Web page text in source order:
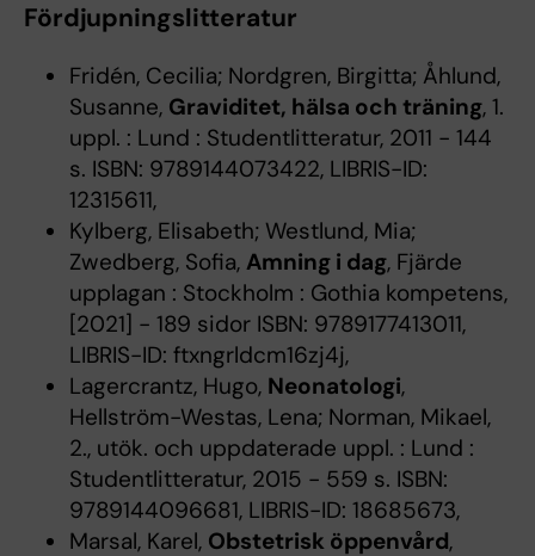
Fördjupningslitteratur
Fridén, Cecilia; Nordgren, Birgitta; Åhlund,
Susanne, Graviditet, hälsa och träning, 1.
uppl. : Lund : Studentlitteratur, 2011 - 144
s. ISBN: 9789144073422, LIBRIS-ID:
12315611,
Kylberg, Elisabeth; Westlund, Mia;
Zwedberg, Sofia, Amning i dag, Fjärde
upplagan : Stockholm : Gothia kompetens,
[2021] - 189 sidor ISBN: 9789177413011,
LIBRIS-ID: ftxngrldcm16zj4j,
Lagercrantz, Hugo, Neonatologi,
Hellström-Westas, Lena; Norman, Mikael,
2., utök. och uppdaterade uppl. : Lund :
Studentlitteratur, 2015 - 559 s. ISBN:
9789144096681, LIBRIS-ID: 18685673,
Marsal, Karel, Obstetrisk öppenvård,